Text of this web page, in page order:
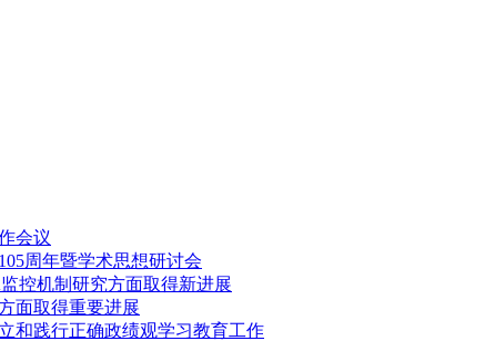
会议
周年暨学术思想研讨会
控机制研究方面取得新进展
面取得重要进展
和践行正确政绩观学习教育工作